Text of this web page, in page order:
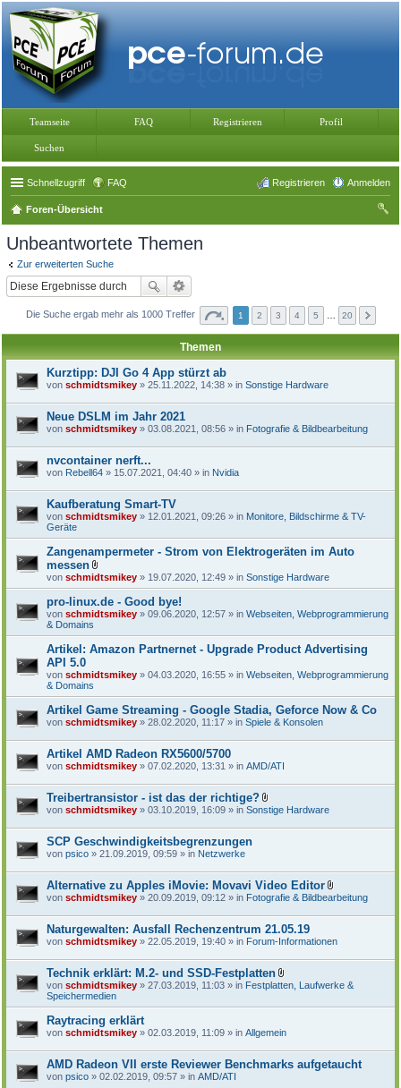
Teamseite FAQ Registrieren Profil
Suchen
Schnellzugriff FAQ Anmelden
Registrieren
Foren-Übersicht
Unbeantwortete Themen
Zur erweiterten Suche
Die Suche ergab mehr als 1000 Treffer 1 2 3 4 5 20
Themen
Kurztipp: DJI Go 4 App stürzt ab
von schmidtsmikey » 25.11.2022, 14:38 » in Sonstige Hardware
Neue DSLM im Jahr 2021
von schmidtsmikey » 03.08.2021, 08:56 » in Fotografie & Bildbearbeitung
nvcontainer nerft...
von Rebell64 » 15.07.2021, 04:40 » in Nvidia
Kaufberatung Smart-TV
von schmidtsmikey » 12.01.2021, 09:26 » in Monitore, Bildschirme & TV-
Geräte
Zangenampermeter - Strom von Elektrogeräten im Auto
messen
D
e
i
n
h
n
g
von schmidtsmikey » 19.07.2020, 12:49 » in Sonstige Hardware
pro-linux.de - Good bye!
von schmidtsmikey » 09.06.2020, 12:57 » in Webseiten, Webprogrammierung
& Domains
Artikel: Amazon Partnernet - Upgrade Product Advertising
API 5.0
von schmidtsmikey » 04.03.2020, 16:55 » in Webseiten, Webprogrammierung
& Domains
Artikel Game Streaming - Google Stadia, Geforce Now & Co
von schmidtsmikey » 28.02.2020, 11:17 » in Spiele & Konsolen
Artikel AMD Radeon RX5600/5700
von schmidtsmikey » 07.02.2020, 13:31 » in AMD/ATI
Treibertransistor - ist das der richtige?
D
t
n
h
a
n
g
von schmidtsmikey » 03.10.2019, 16:09 » in Sonstige Hardware
SCP Geschwindigkeitsbegrenzungen
von psico » 21.09.2019, 09:59 » in Netzwerke
Alternative zu Apples iMovie: Movavi Video Editor
D
t
i
a
n
a
n
von schmidtsmikey » 20.09.2019, 09:12 » in Fotografie & Bildbearbeitung
Naturgewalten: Ausfall Rechenzentrum 21.05.19
von schmidtsmikey » 22.05.2019, 19:40 » in Forum-Informationen
Technik erklärt: M.2- und SSD-Festplatten
D
a
a
von schmidtsmikey » 27.03.2019, 11:03 » in Festplatten, Laufwerke &
Speichermedien
Raytracing erklärt
von schmidtsmikey » 02.03.2019, 11:09 » in Allgemein
AMD Radeon VII erste Reviewer Benchmarks aufgetaucht
von psico » 02.02.2019, 09:57 » in AMD/ATI